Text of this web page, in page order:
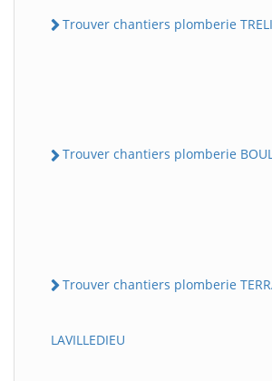
Trouver chantiers plomberie
Trouver chantiers plomberie
Trouver chantiers plomberie
LAVILLEDIEU